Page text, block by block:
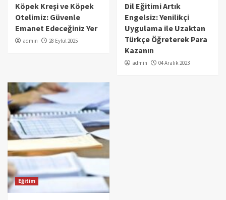
Köpek Kreşi ve Köpek
Otelimiz: Güvenle
Emanet Edeceğiniz Yer
admin 28 Eylül 2025
Dil Eğitimi Artık
Engelsiz: Yenilikçi
Uygulama ile Uzaktan
Türkçe Öğreterek Para
Kazanın
admin 04 Aralık 2023
Eğitim